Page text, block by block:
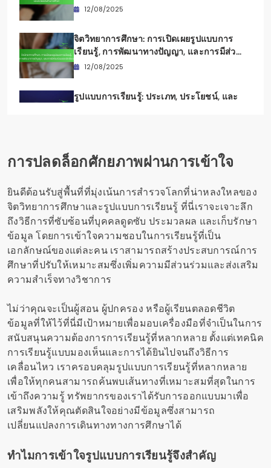
12/08/2025
จิตวิทยาการศึกษา: การเปิดเผยรูปแบบการ
เรียนรู้, การพัฒนาทางปัญญา, และการมีส่วน
ร่วมของนักเรียน
12/08/2025
รูปแบบการเรียนรู้: ประเภท, ประโยชน์, และ
การปลดล็อกศักยภาพผ่านการเข้าใจ
ยินดีต้อนรับสู่พื้นที่ที่มุ่งเน้นการสำรวจโลกที่น่าหลงใหลของ
จิตวิทยาการศึกษาและรูปแบบการเรียนรู้ ที่นี่เราจะเจาะลึก
ถึงวิธีการที่ซับซ้อนที่บุคคลดูดซับ ประมวลผล และเก็บรักษา
ข้อมูล โดยการเข้าใจความชอบในการเรียนรู้ที่เป็น
เอกลักษณ์ของแต่ละคน เราสามารถสร้างประสบการณ์การ
ศึกษาที่ปรับให้เหมาะสมซึ่งเพิ่มความมีส่วนร่วมและส่งเสริม
ความสำเร็จทางวิชาการ
ไม่ว่าคุณจะเป็นผู้สอน ผู้ปกครอง หรือผู้เรียนตลอดชีวิต
ข้อมูลที่ให้ไว้ที่นี่มีเป้าหมายเพื่อมอบเครื่องมือที่จำเป็นในการ
สนับสนุนความต้องการการเรียนรู้ที่หลากหลาย ตั้งแต่เทคนิค
การเรียนรู้แบบมองเห็นและการได้ยินไปจนถึงวิธีการ
เคลื่อนไหว เราครอบคลุมรูปแบบการเรียนรู้ที่หลากหลาย
เพื่อให้ทุกคนสามารถค้นพบเส้นทางที่เหมาะสมที่สุดในการ
เข้าถึงความรู้ ทรัพยากรของเราได้รับการออกแบบมาเพื่อ
เสริมพลังให้คุณตัดสินใจอย่างมีข้อมูลซึ่งสามารถ
เปลี่ยนแปลงการเดินทางทางการศึกษาได้
ทำไมการเข้าใจรูปแบบการเรียนรู้จึงสำคัญ